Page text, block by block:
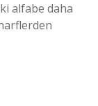
alfabe daha